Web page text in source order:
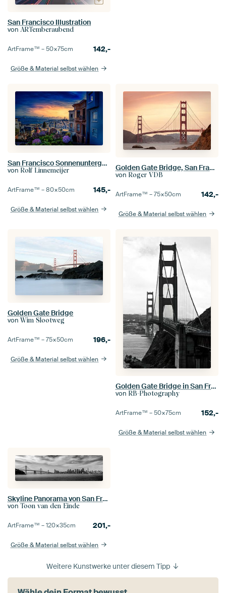
San Francisco Illustration
von ARTemberaubend
ArtFrame™ –50×75cm 142,-
Größe & Material selbst wählen
San Francisco Sonnenuntergang
von Rolf Linnemeijer
ArtFrame™ –80×50cm 145,-
Größe & Material selbst wählen
Golden Gate Bridge, San Francisco, Kalifornien, USA
von Roger VDB
ArtFrame™ –75×50cm 142,-
Größe & Material selbst wählen
Golden Gate Bridge
von Wim Slootweg
ArtFrame™ –75×50cm 196,-
Größe & Material selbst wählen
Golden Gate Bridge in San Francisco, USA
von RB-Photography
ArtFrame™ –50×75cm 152,-
Größe & Material selbst wählen
Skyline Panorama von San Francisco
von Toon van den Einde
ArtFrame™ –120×35cm 201,-
Größe & Material selbst wählen
Weitere Kunstwerke unter diesem Tipp